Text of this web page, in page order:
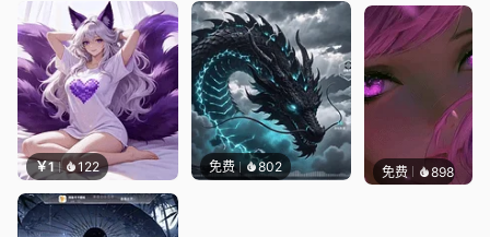
￥1 122 免费 802 免费 898辰东